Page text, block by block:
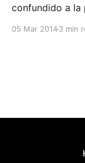
confundido a la
05 Mar 20143 min